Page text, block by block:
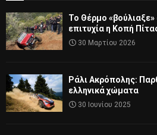
Το Θέρμο
επιτυχία η Κοπή
30 Μαρτίου 2026
Ράλι Ακρόπολης:
ελληνικά χώματα
30 Ιουνίου 2025